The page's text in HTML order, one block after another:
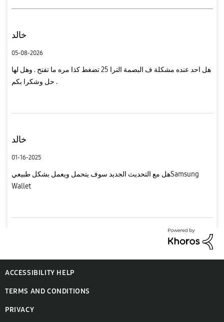
خالد
05-08-2026
هل احد عنده مشكلة ف البصمة الترا 25 تضغط كذا مره ما تفتح . وهل لها
حل وشكرا بكم .
خالد
01-16-2025
هل مع التحديث الجديد سوف يتحمل ويعمل بشكل طبيعيSamsung
Wallet
ACCESSIBILITY HELP
TERMS AND CONDITIONS
PRIVACY